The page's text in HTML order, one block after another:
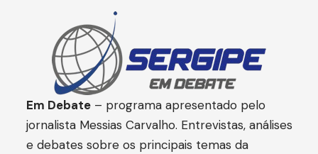
Em Debate – programa apresentado pelo
jornalista Messias Carvalho. Entrevistas, análises
e debates sobre os principais temas da